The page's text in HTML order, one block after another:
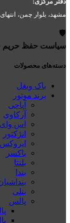
مشهد، بلوار چمن، انتهای چمن ۶۸،
🛡️
سیاست حفظ
دسته‌های محصولات
باک وبغل
برند موتور
آپاچی
آرکاوی
اس
انژکتور
ایروکس
باکسر
بلنتا
بندا
بنلی
پالس